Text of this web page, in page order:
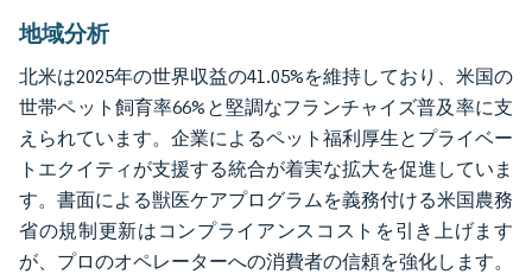
地域分析
北米は2025年の世界収益の41.05%を維持しており、米国の
世帯ペット飼育率66%と堅調なフランチャイズ普及率に支
えられています。企業によるペット福利厚生とプライベー
トエクイティが支援する統合が着実な拡大を促進していま
す。書面による獣医ケアプログラムを義務付ける米国農務
省の規制更新はコンプライアンスコストを引き上げます
が、プロのオペレーターへの消費者の信頼を強化します。